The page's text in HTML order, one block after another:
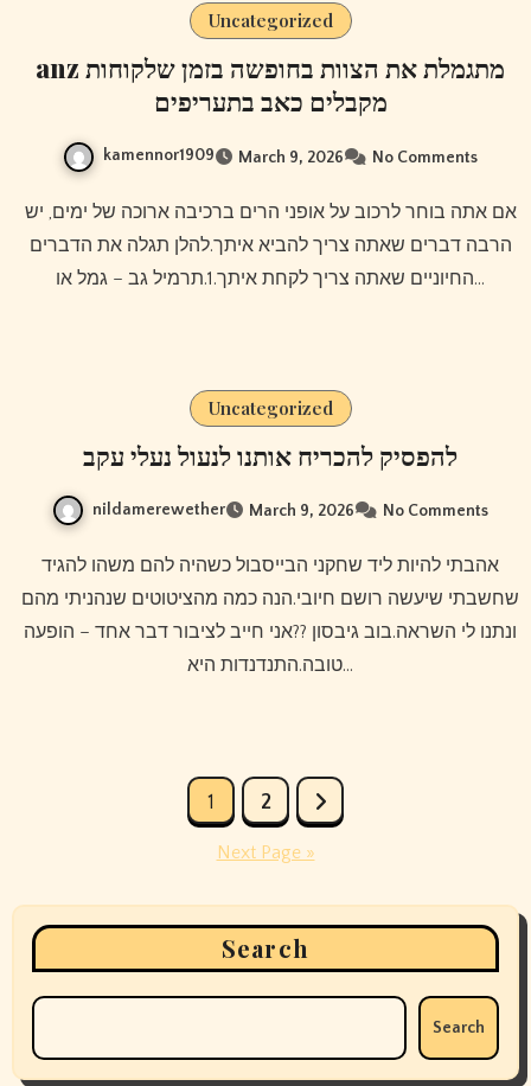
Uncategorized
anz מתגמלת את הצוות בחופשה בזמן שלקוחות
מקבלים כאב בתעריפים
kamennor1909 March 9, 2026 No Comments
אם אתה בוחר לרכוב על אופני הרים ברכיבה ארוכה של ימים, יש
הרבה דברים שאתה צריך להביא איתך.להלן תגלה את הדברים
החיוניים שאתה צריך לקחת איתך.1.תרמיל גב – גמל או…
Uncategorized
להפסיק להכריח אותנו לנעול נעלי עקב
nildamerewether March 9, 2026 No Comments
אהבתי להיות ליד שחקני הבייסבול כשהיה להם משהו להגיד
שחשבתי שיעשה רושם חיובי.הנה כמה מהציטוטים שנהניתי מהם
ונתנו לי השראה.בוב גיבסון ??אני חייב לציבור דבר אחד – הופעה
טובה.התנדנדות היא…
1 2
Next Page »
Search
Search